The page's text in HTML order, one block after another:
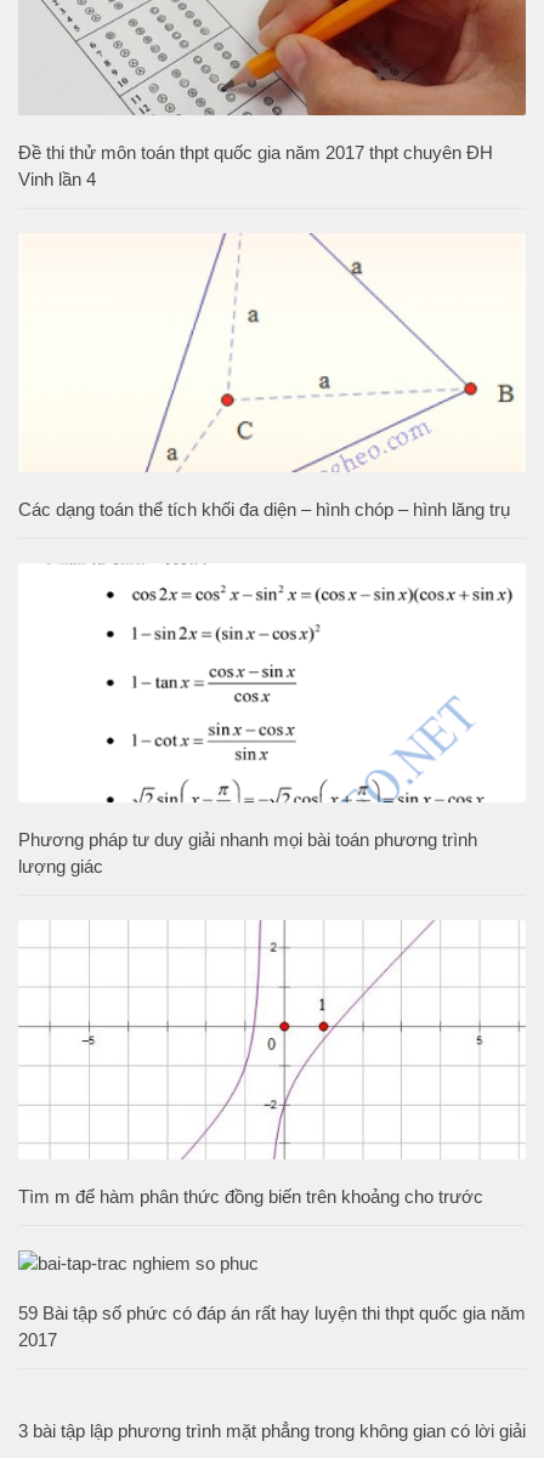
Đề thi thử môn toán thpt quốc gia năm 2017 thpt chuyên ĐH
Vinh lần 4
Các dạng toán thể tích khối đa diện – hình chóp – hình lăng trụ
Phương pháp tư duy giải nhanh mọi bài toán phương trình
lượng giác
Tìm m để hàm phân thức đồng biến trên khoảng cho trước
59 Bài tập số phức có đáp án rất hay luyện thi thpt quốc gia năm
2017
3 bài tập lập phương trình mặt phẳng trong không gian có lời giải